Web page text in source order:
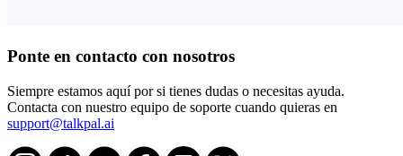
Ponte en contacto con nosotros
Siempre estamos aquí por si tienes dudas o necesitas ayuda.
Contacta con nuestro equipo de soporte cuando quieras en
support@talkpal.ai